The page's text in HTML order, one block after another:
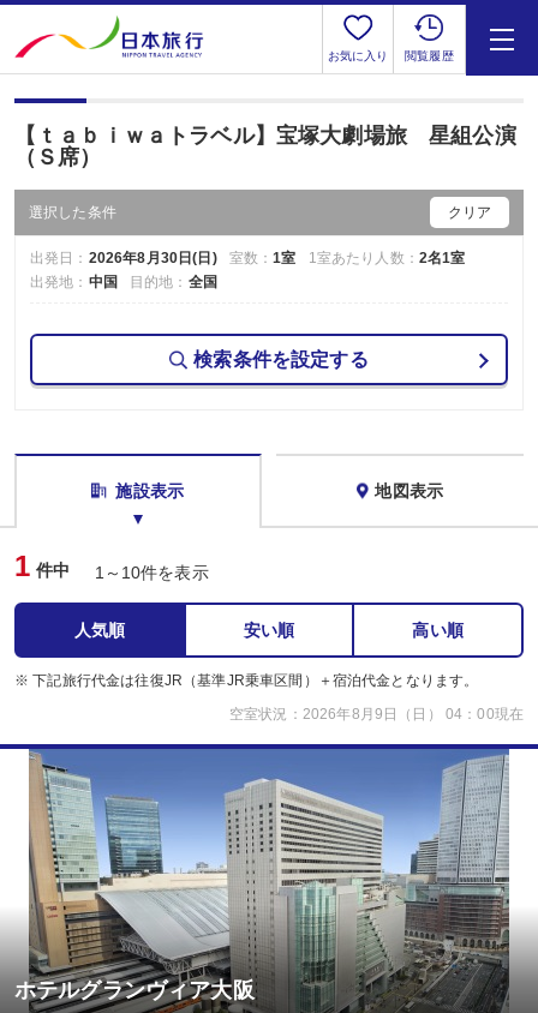
お気に入り 閲覧履歴
【ｔａｂｉｗａトラベル】宝塚大劇場旅 星組公演
（Ｓ席）
選択した条件 クリア
出発日： 2026年8月30日(日) 室数：1室 1室あたり人数： 2名1室
出発地： 中国 目的地： 全国
検索条件を設定する
施設表示 地図表示
1 件中 1～10件を表示
人気順 安い順 高い順
※ 下記旅行代金は往復JR（基準JR乗車区間）＋宿泊代金となります。
空室状況：2026年8月9日（日） 04：00現在
ホテルグランヴィア大阪